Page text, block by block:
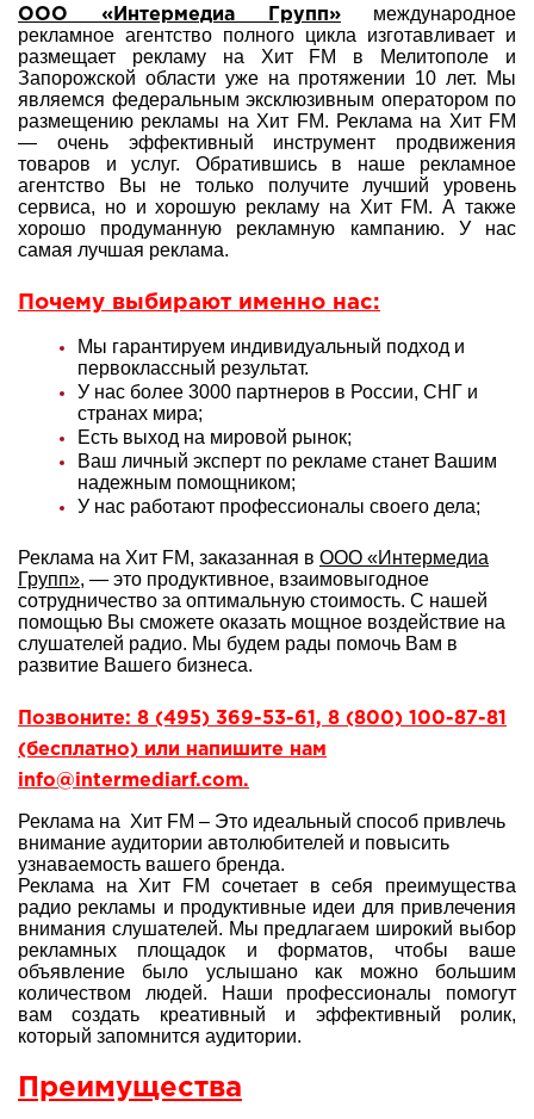
ООО «Интермедиа Групп» международное
рекламное агентство полного цикла изготавливает и
размещает рекламу на Хит FM в Мелитополе и
Запорожской области уже на протяжении 10 лет. Мы
являемся федеральным эксклюзивным оператором по
размещению рекламы на Хит FM. Реклама на Хит FM
— очень эффективный инструмент продвижения
товаров и услуг. Обратившись в наше рекламное
агентство Вы не только получите лучший уровень
сервиса, но и хорошую рекламу на Хит FM. А также
хорошо продуманную рекламную кампанию. У нас
самая лучшая реклама.
Почему выбирают именно нас:
Мы гарантируем индивидуальный подход и
первоклассный результат.
У нас более 3000 партнеров в России, СНГ и
странах мира;
Есть выход на мировой рынок;
Ваш личный эксперт по рекламе станет Вашим
надежным помощником;
У нас работают профессионалы своего дела;
Реклама на Хит FM, заказанная в ООО «Интермедиа
Групп», — это продуктивное, взаимовыгодное
сотрудничество за оптимальную стоимость. С нашей
помощью Вы сможете оказать мощное воздействие на
слушателей радио. Мы будем рады помочь Вам в
развитие Вашего бизнеса.
Позвоните: 8 (495) 369-53-61, 8 (800) 100-87-81
(бесплатно) или напишите нам
info@intermediarf.com.
Реклама на Хит FM – Это идеальный способ привлечь
внимание аудитории автолюбителей и повысить
узнаваемость вашего бренда.
Реклама на Хит FM сочетает в себя преимущества
радио рекламы и продуктивные идеи для привлечения
внимания слушателей. Мы предлагаем широкий выбор
рекламных площадок и форматов, чтобы ваше
объявление было услышано как можно большим
количеством людей. Наши профессионалы помогут
вам создать креативный и эффективный ролик,
который запомнится аудитории.
Преимущества